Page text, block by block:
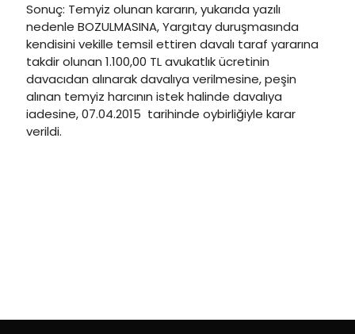
Sonuç: Temyiz olunan kararın, yukarıda yazılı
nedenle BOZULMASINA, Yargıtay duruşmasında
kendisini vekille temsil ettiren davalı taraf yararına
takdir olunan 1.100,00 TL avukatlık ücretinin
davacıdan alınarak davalıya verilmesine, peşin
alınan temyiz harcının istek halinde davalıya
iadesine, 07.04.2015 tarihinde oybirliğiyle karar
verildi.